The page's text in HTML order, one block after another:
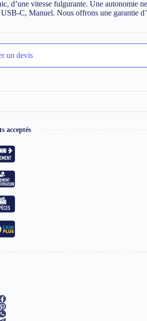
vitesse fulgurante. Une autonomie
C, Manuel. Nous offrons une garantie
un devis
acceptés